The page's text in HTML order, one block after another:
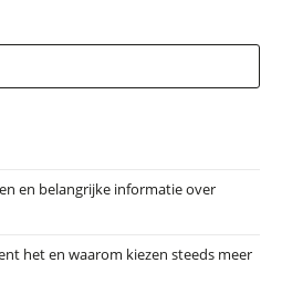
op
en belangrijke informatie over
het en waarom kiezen steeds meer